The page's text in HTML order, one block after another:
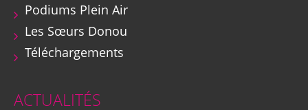
Podiums Plein Air
Les Sœurs Donou
Téléchargements
ACTUALITÉS